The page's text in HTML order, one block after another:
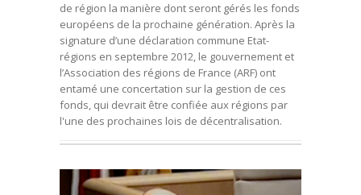
de région la manière dont seront gérés les fonds
européens de la prochaine génération. Après la
signature d’une déclaration commune Etat-
régions en septembre 2012, le gouvernement et
l’Association des régions de France (ARF) ont
entamé une concertation sur la gestion de ces
fonds, qui devrait être confiée aux régions par
l'une des prochaines lois de décentralisation.